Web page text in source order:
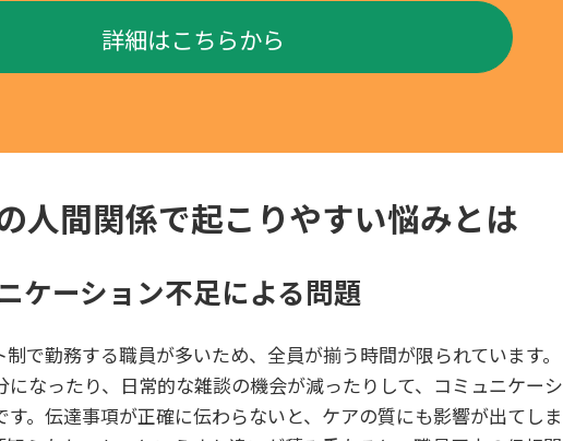
詳細はこちらから
人間関係で起こりやすい悩みとは
ケーション不足による問題
で勤務する職員が多いため、全員が揃う時間が限られています。
になったり、日常的な雑談の機会が減ったりして、コミュニケーシ
す。伝達事項が正確に伝わらないと、ケアの質にも影響が出てしま